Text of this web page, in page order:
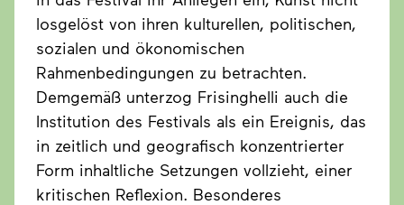
losgelöst von ihren kulturellen, politischen,
sozialen und ökonomischen
Rahmenbedingungen zu betrachten.
Demgemäß unterzog Frisinghelli auch die
Institution des Festivals als ein Ereignis, das
in zeitlich und geografisch konzentrierter
Form inhaltliche Setzungen vollzieht, einer
kritischen Reflexion. Besonderes